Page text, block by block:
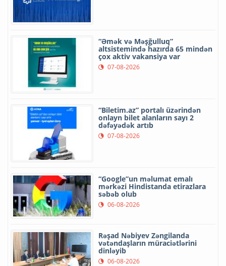
“Əmək və Məşğulluq”
altsistemində hazırda 65 mindən
çox aktiv vakansiya var
07-08-2026
“Biletim.az” portalı üzərindən
onlayn bilet alanların sayı 2
dəfəyədək artıb
07-08-2026
“Google”un məlumat emalı
mərkəzi Hindistanda etirazlara
səbəb olub
06-08-2026
Rəşad Nəbiyev Zəngilanda
vətəndaşların müraciətlərini
dinləyib
06-08-2026